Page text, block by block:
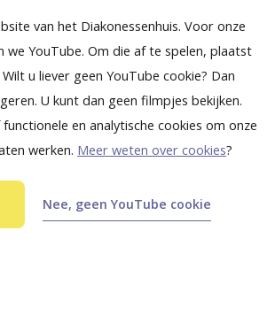
van het Diakonessenhuis. Voor onze
we YouTube. Om die af te spelen, plaatst
u liever geen YouTube cookie? Dan
U kunt dan geen filmpjes bekijken.
en analytische cookies om onze
werken. Meer weten over cookies?
Nee, geen YouTube cookie
B
e
k
B
e
k
j
B
e
k
j